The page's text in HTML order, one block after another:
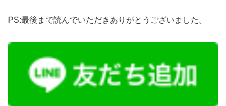
PS:最後まで読んでいただきありがとうございました。